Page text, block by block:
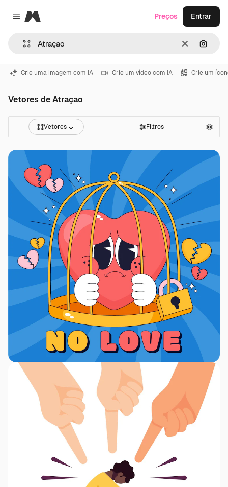
Close menu
Magnific
Limpar
Preços Entrar
Crie uma imagem com IA Crie um vídeo com IA Crie um
Vetores de Atraçao
Vetores Filtros